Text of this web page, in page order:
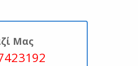
Μας